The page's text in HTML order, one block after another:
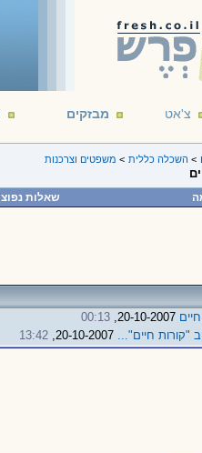
צ'אט מבזקים
> השכלה כללית > משפטים וצרכנות
שאלות
00:13
"קורות חיים"... 13:42